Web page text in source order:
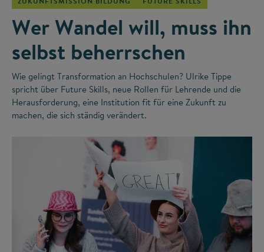
Wer Wandel will, muss ihn
selbst beherrschen
Wie gelingt Transformation an Hochschulen? Ulrike Tippe
spricht über Future Skills, neue Rollen für Lehrende und die
Herausforderung, eine Institution fit für eine Zukunft zu
machen, die sich ständig verändert.